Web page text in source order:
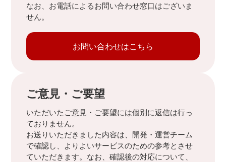
なお、お電話によるお問い合わせ窓口はございま
せん。
お問い合わせはこちら
ご意見・ご要望
いただいたご意見・ご要望には個別に返信は行っ
ておりません。
お送りいただきました内容は、開発・運営チーム
で確認し、よりよいサービスのための参考とさせ
ていただきます。なお、確認後の対応について、